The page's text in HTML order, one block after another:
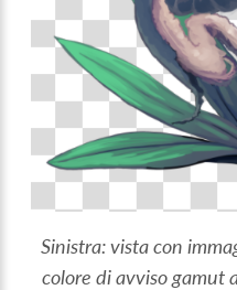
Sinistra: vista con
colore di avviso gamut